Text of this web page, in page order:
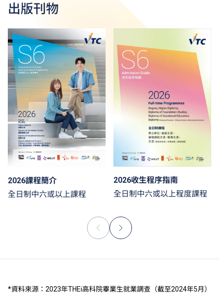
出版刊物
2026課程簡介
全日制中六或以上課程
2026收生程序指南
全日制中六或以上程度課程
*資料來源：2023年THEi高科院畢業生就業調查（截至2024年5月）